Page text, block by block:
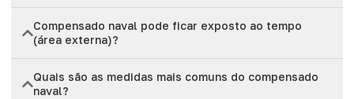
Compensado naval pode ficar exposto ao tempo
(área externa)?
Quais são as medidas mais comuns do compensado
naval?